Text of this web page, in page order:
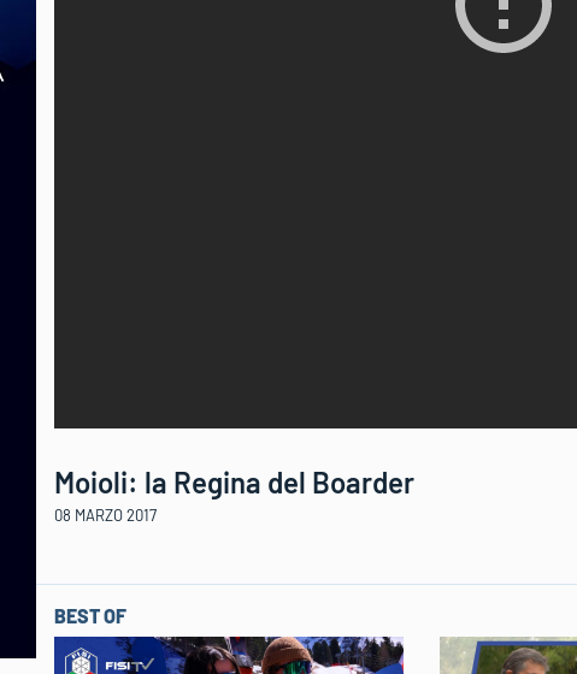
Moioli: la Regina del Boarder
08 MARZO 2017
BEST OF